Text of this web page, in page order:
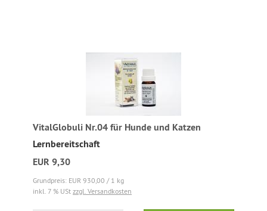
VitalGlobuli Nr.04 für Hunde und Katzen
Lernbereitschaft
EUR 9,30
Grundpreis: EUR 930,00 / 1 kg
inkl. 7 % USt zzgl. Versandkosten